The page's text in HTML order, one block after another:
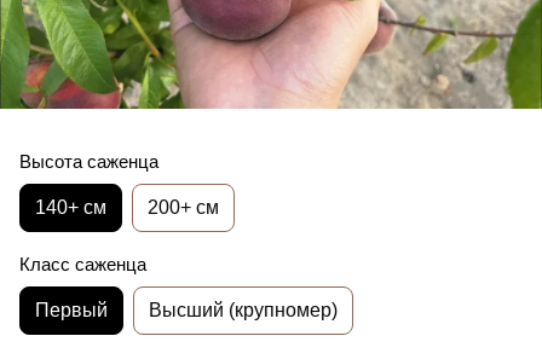
Высота саженца
140+ см 200+ см
Класс саженца
Первый Высший (крупномер)